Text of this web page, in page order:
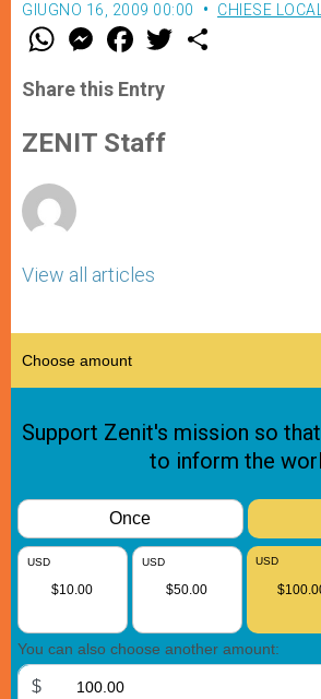
GIUGNO 16, 2009 00:00 CHIESE LOCALI
W
t
s
p
p
M
e
s
e
g
e
F
a
e
b
o
k
w
Share this Entry
ZENIT Staff
View all articles